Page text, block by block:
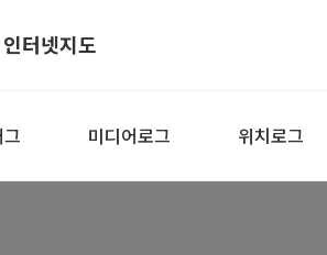
터넷지도
미디어로그 위치로그